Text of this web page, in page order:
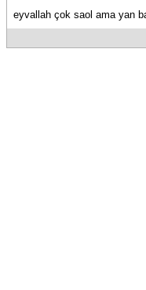
eyvallah çok saol ama yan